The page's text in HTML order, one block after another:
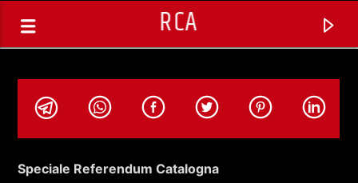
RCA
Speciale Referendum Catalogna